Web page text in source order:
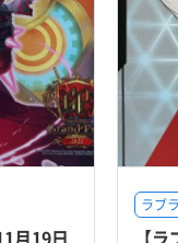
月19日
ラブ
【